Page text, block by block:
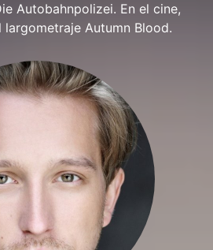
Autobahnpolizei. En el cine,
largometraje Autumn Blood.